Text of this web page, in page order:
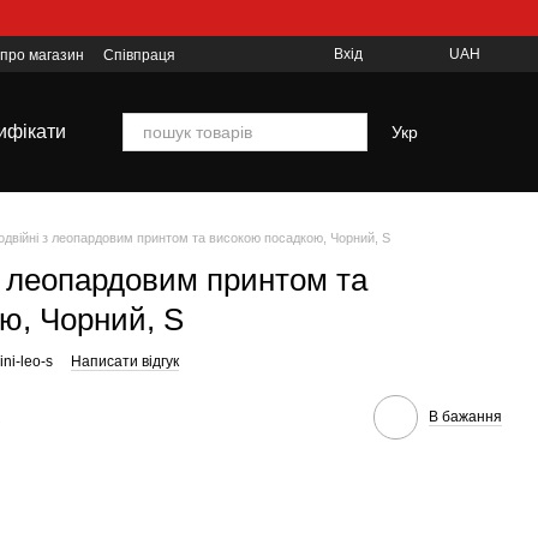
про магазин
Співпраця
Вхід UAH
Укр
з леопардовим принтом та високою посадкою, Чорний, S
леопардовим принтом та
Чорний, S
leo-s Написати відгук
В бажання